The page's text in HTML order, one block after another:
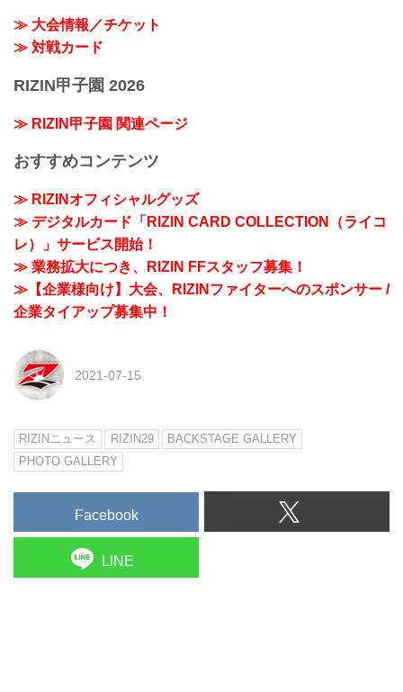
≫ 大会情報／チケット
≫ 対戦カード
RIZIN甲子園 2026
≫ RIZIN甲子園 関連ページ
おすすめコンテンツ
≫ RIZINオフィシャルグッズ
≫ デジタルカード「RIZIN CARD COLLECTION（ライコ
レ）」サービス開始！
≫ 業務拡大につき、RIZIN FFスタッフ募集！
≫【企業様向け】大会、RIZINファイターへのスポンサー /
企業タイアップ募集中！
2021-07-15
RIZINニュース RIZIN29
BACKSTAGE GALLERY
PHOTO GALLERY
Facebook
LINE